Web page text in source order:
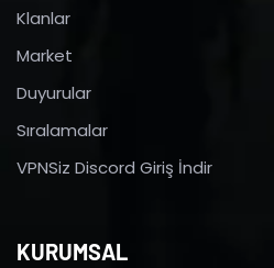
Klanlar
Market
Duyurular
Sıralamalar
VPNSiz Discord Giriş İndir
KURUMSAL